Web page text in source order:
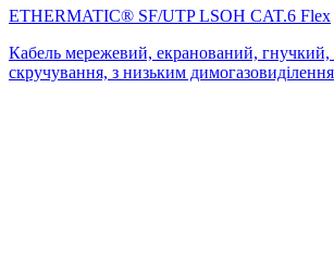
ETHERMATIC® SF/UTP LSOH CAT.6 Flex
Кабель мережевий, екранований, гнучкий,
скручування, з низьким